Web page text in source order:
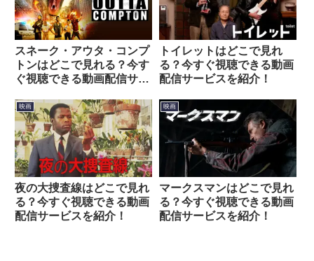
スネーク・アウタ・コンプ
トンはどこで見れる？今す
ぐ視聴できる動画配信サー
トイレットはどこで見れ
る？今すぐ視聴できる動画
配信サービスを紹介！
映画
夜の大捜査線はどこで見れ
る？今すぐ視聴できる動画
配信サービスを紹介！
映画
マークスマンはどこで見れ
る？今すぐ視聴できる動画
配信サービスを紹介！